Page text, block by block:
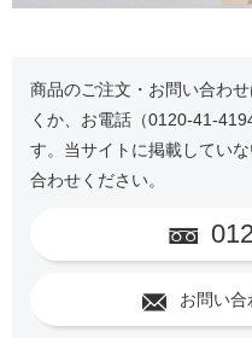
商品のご注文・お問い合わ
くか、お電話（0120-41-
す。当サイトに掲載してい
合わせください。
お問い合